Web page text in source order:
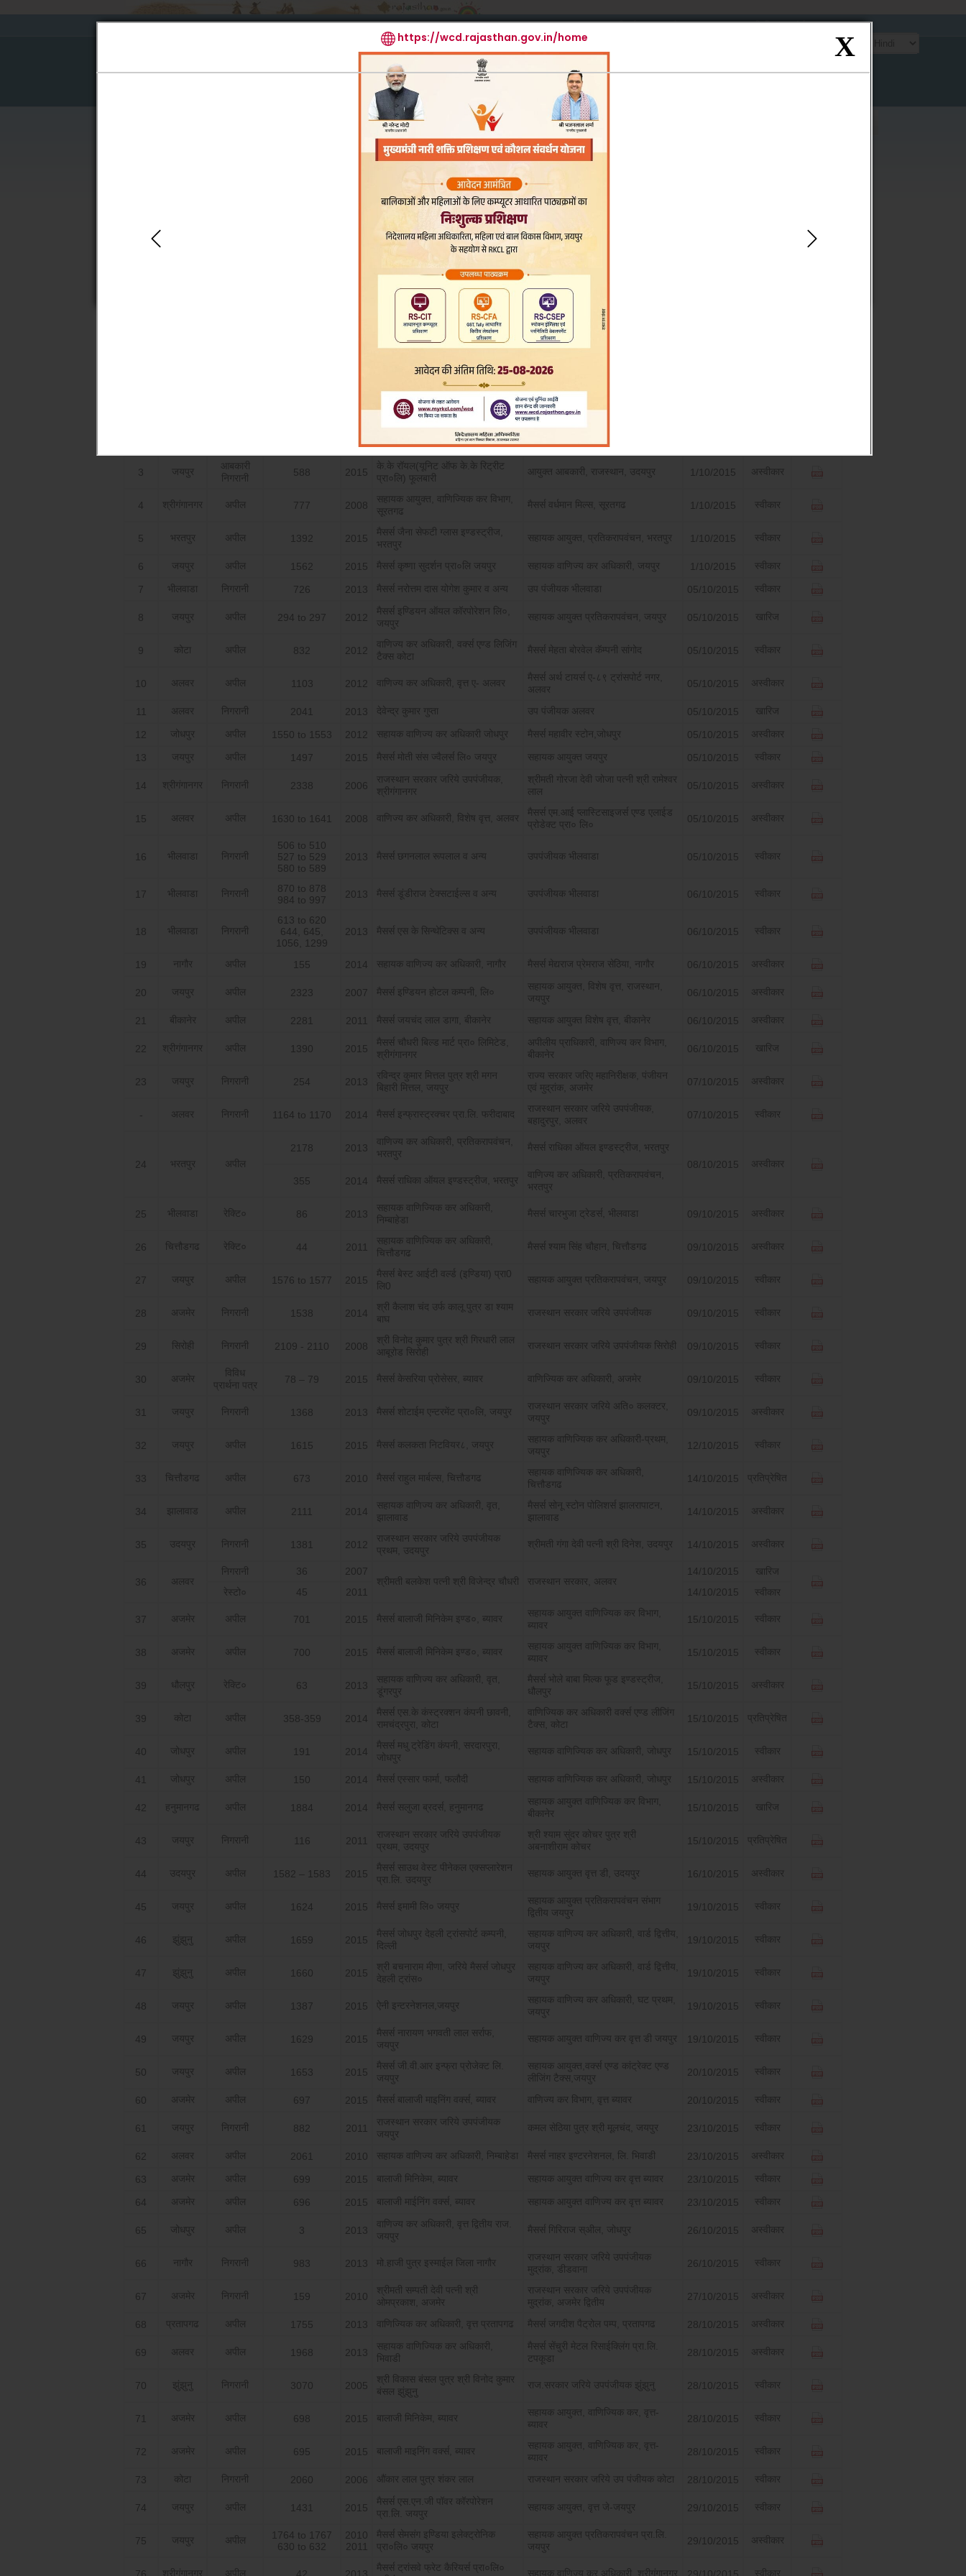
मुखपृष्ठ आर.टी.आई. साइटमैप एफ.ए.क्यू. प्रतिपुष्टि संपर्क
Mode of
Operation
Annual Report Acts/Rules
अपीलार्थी
श्रीमती रेखा गोयल पत्नी श्री राजेश
गोयल, अजमेर
राजस्थान सरकार जरिये उपपंजीयक,
अजमेर
श्री पवन भाटी एवं श्री राजेश भाटी,
अजमेर
अजमेर
3 जयपुर
आबकारी
निगरानी
588 2015
के.के रॉयल(यूनिट ऑफ के.के रिट्रीट
प्रा०लि) फूलबारी
आयुक्त आबकारी, राजस्थान, उदयपुर 1/10/2015 अस्वीकार
4 श्रीगंगानगर अपील 777 2008
सहायक आयुक्त, वाणिज्यिक कर विभाग,
सूरतगढ
मैसर्स वर्धमान मिल्स, सूरतगढ 1/10/2015 स्वीकार
5 भरतपुर अपील 1392 2015
मैसर्स जैना सेफटी ग्लास इण्डस्ट्रीज,
भरतपुर
सहायक आयुक्त, प्रतिकरापवंचन, भरतपुर 1/10/2015 स्वीकार
6 जयपुर अपील 1562 2015 मैसर्स कृष्णा सुदर्शन प्रा०लि जयपुर सहायक वाणिज्य कर अधिकारी, जयपुर 1/10/2015 स्वीकार
7 भीलवाडा निगरानी 726 2013 मैसर्स नरोत्तम दास योगेश कुमार व अन्य उप पंजीयक भीलवाडा 05/10/2015 स्वीकार
8 जयपुर अपील 294 to 297 2012
मैसर्स इण्डियन ऑयल कॉरपोरेशन लि०,
जयपुर
सहायक आयुक्त प्रतिकरापवंचन, जयपुर 05/10/2015 खारिज
9 कोटा अपील 832 2012
वाणिज्य कर अधिकारी, वर्क्स एण्ड लिजिंग
टैक्स कोटा
मैसर्स मेहता बोरवेल कॅम्पनी सांगोद 05/10/2015 स्वीकार
10 अलवर अपील 1103 2012 वाणिज्य कर अधिकारी, वृत्त ए- अलवर
मैसर्स अर्थ टायर्स ए-८९ ट्रांसपोर्ट नगर,
अलवर
05/10/2015 अस्वीकार
अलवर निगरानी 2041 2013 देवेन्द्र कुमार गुप्ता उप पंजीयक अलवर 05/10/2015 खारिज
12 जोधपुर अपील 1550 to 1553 2012 सहायक वाणिज्य कर अधिकारी जोधपुर मैसर्स महावीर स्टोन,जोधपुर 05/10/2015 अस्वीकार
13 जयपुर अपील 1497 2015 मैसर्स मोती संस ज्वैलर्स लि० जयपुर सहायक आयुक्त जयपुर 05/10/2015 स्वीकार
14 श्रीगंगानगर निगरानी 2338 2006
राजस्थान सरकार जरिये उपपंजीयक,
श्रीगंगानगर
श्रीमती गोरजा देवी जोजा पत्नी श्री रामेश्वर
लाल
05/10/2015 अस्वीकार
15 अलवर अपील 1630 to 1641 2008 वाणिज्य कर अधिकारी, विशेष वृत्त, अलवर
मैसर्स एम.आई प्लास्टिसाइजर्स एण्ड एलाईड
प्रोडेक्ट प्रा० लि०
05/10/2015 अस्वीकार
16 भीलवाडा निगरानी
506 to 510
527 to 529
580 to 589
2013 मैसर्स छगनलाल रूपलाल व अन्य उपपंजीयक भीलवाडा 05/10/2015 स्वीकार
17 भीलवाडा निगरानी
870 to 878
984 to 997
2013 मैसर्स डूंडीराज टेक्सटाईल्स व अन्य उपपंजीयक भीलवाडा 06/10/2015 स्वीकार
18 भीलवाडा निगरानी
613 to 620
644, 645,
1056, 1299
2013 मैसर्स एस के सिन्थेटिक्स व अन्य उपपंजीयक भीलवाडा 06/10/2015 स्वीकार
19 नागौर अपील 155 2014 सहायक वाणिज्य कर अधिकारी, नागौर मैसर्स मेद्यराज प्रेमराज सेठिया, नागौर 06/10/2015 अस्वीकार
20 जयपुर अपील 2323 2007 मैसर्स इण्डियन होटल कम्पनी, लि०
सहायक आयुक्त, विशेष वृत्त, राजस्थान,
जयपुर
06/10/2015 अस्वीकार
21 बीकानेर अपील 2281 2011 मैसर्स जयचंद लाल डागा, बीकानेर सहायक आयुक्त विशेष वृत्त, बीकानेर 06/10/2015 अस्वीकार
22 श्रीगंगानगर अपील 1390 2015
मैसर्स चौधरी बिल्ड मार्ट प्रा० लिमिटेड,
श्रीगंगानगर
अपीलीय प्राधिकारी, वाणिज्य कर विभाग,
बीकानेर
06/10/2015 खारिज
23 जयपुर निगरानी 254 2013
रविन्द्र कुमार मित्तल पुत्र श्री मगन
बिहारी मित्तल, जयपुर
राज्य सरकार जरिए महानिरीक्षक, पंजीयन
एवं मुद्रांक, अजमेर
07/10/2015 अस्वीकार
- अलवर निगरानी 1164 to 1170 2014 मैसर्स इन्फ्रास्ट्रक्चर प्रा.लि. फरीदाबाद
राजस्थान सरकार जरिये उपपंजीयक,
बहादुरपुर, अलवर
07/10/2015 स्वीकार
24 भरतपुर अपील
2178 2013
वाणिज्य कर अधिकारी, प्रतिकरापवंचन,
भरतपुर
मैसर्स राधिका ऑयल इण्डस्ट्रीज, भरतपुर
08/10/2015
अस्वीकार
355
2014 मैसर्स राधिका ऑयल इण्डस्ट्रीज, भरतपुर
वाणिज्य कर अधिकारी, प्रतिकरापवंचन,
भरतपुर
25 भीलवाडा रेक्टि० 86 2013
सहायक वाणिज्यिक कर अधिकारी,
निम्बाहेडा
मैसर्स चारभुजा ट्रेडर्स, भीलवाडा 09/10/2015 अस्वीकार
26 चित्तौडगढ रेक्टि० 44 2011
सहायक वाणिज्यिक कर अधिकारी,
चित्तौडगढ
मैसर्स श्याम सिंह चौहान, चित्तौडगढ 09/10/2015 अस्वीकार
27 जयपुर अपील 1576 to 1577 2015
मैसर्स बेस्ट आईटी वर्ल्ड (इण्डिया) प्रा0
लि0
सहायक आयुक्त प्रतिकरापवंचन, जयपुर 09/10/2015 स्वीकार
28 अजमेर निगरानी 1538 2014
श्री कैलाश चंद उर्फ कालू पुत्र डा श्याम
बाघ
राजस्थान सरकार जरिये उपपंजीयक 09/10/2015 स्वीकार
29 सिरोही निगरानी 2109 - 2110 2008
श्री विनोद कुमार पुत्र श्री गिरधारी लाल
आबूरोड सिरोही
राजस्थान सरकार जरिये उपपंजीयक सिरोही 09/10/2015 स्वीकार
30 अजमेर
विविध
प्रार्थना पत्र
78 – 79 2015 मैसर्स केसरिया प्रोसेसर, ब्यावर वाणिज्यिक कर अधिकारी, अजमेर 09/10/2015 स्वीकार
31 जयपुर निगरानी 1368 2013 मैसर्स शोटाईम एन्टरमेंट प्रा०लि, जयपुर
राजस्थान सरकार जरिये अति० कलक्टर,
जयपुर
09/10/2015 अस्वीकार
32 जयपुर अपील 1615 2015 मैसर्स कलकता निटवियर८, जयपुर
सहायक वाणिज्यिक कर अधिकारी-प्रथम,
जयपुर
12/10/2015 स्वीकार
33 चित्तौडगढ अपील 673 2010 मैसर्स राहुल मार्बल्स, चित्तौडगढ
सहायक वाणिज्यिक कर अधिकारी,
चित्तौडगढ
14/10/2015 प्रतिप्रेषित
34 झालावाड अपील 2111 2014
सहायक वाणिज्य कर अधिकारी, वृत,
झालावाड
मैसर्स सोनू स्टोन पोलिशर्स झालरापाटन,
झालावाड
14/10/2015 अस्वीकार
35 उदयपुर निगरानी 1381 2012
राजस्थान सरकार जरिये उपपंजीयक
प्रथम, उदयपुर
श्रीमती गंगा देवी पत्नी श्री दिनेश, उदयपुर 14/10/2015 अस्वीकार
36 अलवर
निगरानी 36
2007
श्रीमती बलकेश पत्नी श्री विजेन्द्र चौधरी
राजस्थान सरकार, अलवर
14/10/2015
खारिज
रेस्टो०
45 2011 14/10/2015 स्वीकार
37 अजमेर अपील 701 2015 मैसर्स बालाजी मिनिकेम इण्ड०, ब्यावर
सहायक आयुक्त वाणिज्यिक कर विभाग,
ब्यावर
15/10/2015 स्वीकार
38 अजमेर अपील 700 2015 मैसर्स बालाजी मिनिकेम इण्ड०, ब्यावर
सहायक आयुक्त वाणिज्यिक कर विभाग,
ब्यावर
15/10/2015 स्वीकार
39 धौलपुर रेक्टि० 63 2013
सहायक वाणिज्य कर अधिकारी, वृत,
डूंगरपुर
मैसर्स भोले बाबा मिल्क फूड इण्डस्ट्रीज,
धौलपुर
15/10/2015 अस्वीकार
39 कोटा अपील 358-359 2014
मैसर्स एस.के कंस्ट्रक्शन कंपनी छावनी,
रामचंद्रपुरा, कोटा
वाणिज्यिक कर अधिकारी वर्क्स एण्ड लीजिंग
टैक्स, कोटा
15/10/2015 प्रतिप्रेषित
40 जोधपुर अपील 191 2014
मैसर्स मधु ट्रेडिंग कंपनी, सरदारपुरा,
जोधपुर
सहायक वाणिज्यिक कर अधिकारी, जोधपुर 15/10/2015 स्वीकार
41 जोधपुर अपील 150 2014 मैसर्स एस्सार फार्मा, फलौदी सहायक वाणिज्यिक कर अधिकारी, जोधपुर 15/10/2015 अस्वीकार
42 हनुमानगढ अपील 1884 2014 मैसर्स सलुजा ब्रदर्स, हनुमानगढ
सहायक आयुक्त वाणिज्यिक कर विभाग,
बीकानेर
15/10/2015 खारिज
43 जयपुर निगरानी 116 2011
राजस्थान सरकार जरिये उपपंजीयक
प्रथम, उदयपुर
श्री श्याम सुंदर कोचर पुत्र श्री
अबनाशीराम कोचर
15/10/2015 प्रतिप्रेषित
44 उदयपुर अपील 1582 – 1583 2015
मैसर्स साउथ वेस्ट पीनेकल एक्सप्लारेशन
प्रा.लि. उदयपुर
सहायक आयुक्त वृत्त डी, उदयपुर 16/10/2015 अस्वीकार
45 जयपुर अपील 1624 2015 मैसर्स इमामी लि० जयपुर
सहायक आयुक्त प्रतिकरापवंचन संभाग
द्वितीय जयपुर
19/10/2015 स्वीकार
46 झुंझुनु अपील 1659 2015
मैसर्स जोधपुर देहली ट्रांसपोर्ट कम्पनी,
दिल्ली
सहायक वाणिज्य कर अधिकारी, वार्ड द्वित्तीय,
जयपुर
19/10/2015 स्वीकार
47 झुंझुनु अपील 1660 2015
श्री बचनाराम मीणा, जरिये मैसर्स जोधपुर
देहली ट्रांस०
सहायक वाणिज्य कर अधिकारी, वार्ड द्वित्तीय,
जयपुर
19/10/2015 स्वीकार
48 जयपुर अपील 1387 2015 ऐनी इन्टरनेशनल,जयपुर
सहायक वाणिज्य कर अधिकारी, घट प्रथम,
जयपुर
19/10/2015 स्वीकार
49 जयपुर अपील 1629 2015
मैसर्स नारायण भगवती लाल सर्राफ,
जयपुर
सहायक आयुक्त वाणिज्य कर वृत्त डी जयपुर 19/10/2015 स्वीकार
50 जयपुर अपील 1653 2015
मैसर्स जी.वी.आर इन्फ्रा प्रोजेक्ट लि.
जयपुर
सहायक आयुक्त,वर्क्स एण्ड कांट्रेक्ट एण्ड
लीजिंग टैक्स,जयपुर
20/10/2015 स्वीकार
60 अजमेर अपील 697 2015 मैसर्स बालाजी माइनिंग वर्क्स, ब्यावर वाणिज्य कर विभाग, वृत्त ब्यावर 20/10/2015 स्वीकार
61 जयपुर निगरानी 882 2011
राजस्थान सरकार जरिये उपपंजीयक
जयपुर
कमल सेठिया पुत्र श्री मूलचंद, जयपुर 23/10/2015 स्वीकार
62 अलवर अपील 2061 2010 सहायक वाणिज्य कर अधिकारी, निम्बाहेडा मैसर्स नाहर इण्टरनेशनल, लि. भिवाडी 23/10/2015 अस्वीकार
63 अजमेर अपील 699 2015 बालाजी मिनिकेम, ब्यावर सहायक आयुक्त वाणिज्य कर वृत्त ब्यावर 23/10/2015 स्वीकार
64 अजमेर अपील 696 2015 बालाजी माईनिंग वर्क्स, ब्यावर सहायक आयुक्त वाणिज्य कर वृत्त ब्यावर 23/10/2015 स्वीकार
65 जोधपुर अपील 3 2013
वाणिज्य कर अधिकारी, वृत्त द्वितीय राज.
जयपुर
मैसर्स गिरिराज स्अील, जोधपुर 26/10/2015 अस्वीकार
66 नागौर निगरानी 983 2013 मो.हाजी पुत्र इस्माईल जिला नागौर
राजस्थान सरकार जरिये उपपंजीयक
मुद्रांक, डीडवाना
26/10/2015 स्वीकार
67 अजमेर निगरानी 159 2010
श्रीमती सम्पती देवी पत्नी श्री
ओमप्रकाश, अजमेर
राजस्थान सरकार जरिये उपपंजीयक
मुद्रांक, अजमेर द्वितीय
27/10/2015 अस्वीकार
68 प्रतापगढ अपील 1755 2013 वाणिज्यिक कर अधिकारी, वृत्त प्रतापगढ मैसर्स जगदीश पैट्रोल पम्प, प्रतापगढ 28/10/2015 अस्वीकार
69 अलवर अपील 1968 2013
सहायक वाणिज्यिक कर अधिकारी,
भिवाडी
मैसर्स सेंचुरी मेटल रिसाईक्लिंग प्रा.लि.
टपकूडा
28/10/2015 अस्वीकार
70 झुंझुनु निगरानी 3070 2005
श्री विकास बंसल पुत्र श्री विनोद कुमार
बंसल झुंझुनु
राज.सरकार जरिये उपपंजीयक झुंझुनु 28/10/2015 स्वीकार
71 अजमेर अपील 698 2015 बालाजी मिनिकेम, ब्यावर
सहायक आयुक्त, वाणिज्यिक कर, वृत्त-
ब्यावर
28/10/2015 स्वीकार
72 अजमेर अपील 695 2015 बालाजी माइनिंग वर्क्स, ब्यावर
सहायक आयुक्त, वाणिज्यिक कर, वृत्त-
ब्यावर
28/10/2015 स्वीकार
73 कोटा निगरानी 2060 2006 औंकार लाल पुत्र शंकर लाल राजस्थान सरकार जरिये उप पंजीयक कोटा 28/10/2015 स्वीकार
74 जयपुर अपील 1431 2015
मैसर्स एस.एन.जी पॉवर कॉरपोरेशन
प्रा.लि. जयपुर
सहायक आयुक्त, वृत्त जे-जयपुर 29/10/2015 स्वीकार
75 जयपुर अपील
1764 to 1767
630 to 632
2010
2011
मैसर्स सेमसंग इण्डिया इलेक्ट्रोनिक
प्रा०लि० जयपुर
सहायक आयुक्त प्रतिकरापवंचन प्रा.लि.
जयपुर
29/10/2015 अस्वीकार
श्रीगंगानगर अपील
मैसर्स ट्रांसवे फ्रेट कैरियर्स प्रा०लि०
सहायक वाणिज्य कर अधिकारी, श्रीगंगानगर स्वीकार
X